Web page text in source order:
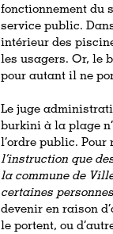
fonctionnement du
service public.
intérieur des
les usagers. Or, le
pour autant il ne
Le juge
burkini à la plage
l’ordre public. Pour
l’instruction que
la commune de
certaines
devenir en raison
le portent, ou